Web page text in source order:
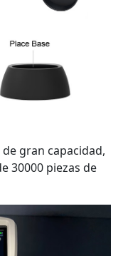
gran capacidad,
30000 piezas de